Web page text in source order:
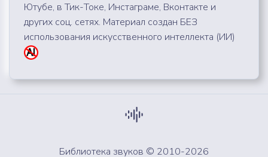
Ютубе, в Тик-Токе, Инстаграме, Вконтакте и
других соц. сетях. Материал создан БЕЗ
использования искусственного интеллекта (ИИ)
Библиотека звуков © 2010-2026